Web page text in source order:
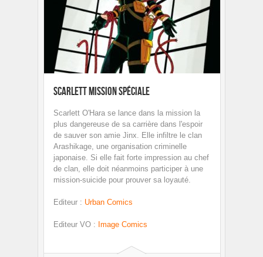
Scarlett Mission Spéciale
Scarlett O'Hara se lance dans la mission la
plus dangereuse de sa carrière dans l'espoir
de sauver son amie Jinx. Elle infiltre le clan
Arashikage, une organisation criminelle
japonaise. Si elle fait forte impression au chef
de clan, elle doit néanmoins participer à une
mission-suicide pour prouver sa loyauté.
Editeur : Urban Comics
Editeur VO : Image Comics